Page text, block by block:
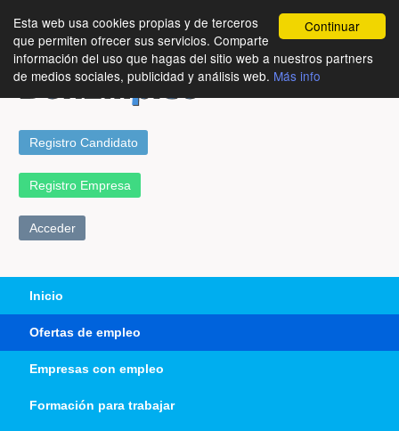
Continuar
Esta web usa cookies propias y de terceros
que permiten ofrecer sus servicios. Comparte
información del uso que hagas del sitio web a nuestros partners
de medios sociales, publicidad y análisis web. Más info
Registro Candidato
Registro Empresa
Acceder
Inicio
Ofertas de empleo
Empresas con empleo
Formación para trabajar